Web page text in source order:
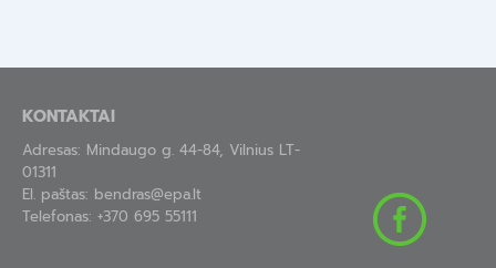
KONTAKTAI
Adresas: Mindaugo g. 44-84, Vilnius LT-
01311
El. paštas: bendras@epa.lt
Telefonas: +370 695 55111